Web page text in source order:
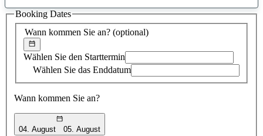
gefundener
Vorschlag
Wann kommen Sie an? (optional)
Wählen Sie den Starttermin
Wählen Sie das Enddatum
Wann kommen Sie an?
04. August 05. August
Booking Dates